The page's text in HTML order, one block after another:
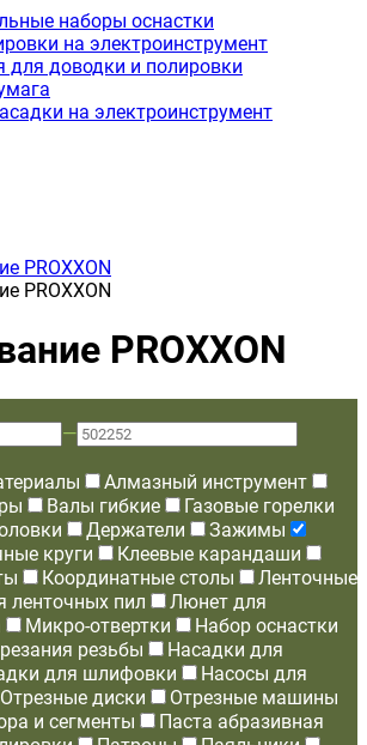
наборы оснастки
на электроинструмент
для доводки и полировки
на электроинструмент
PROXXON
PROXXON
PROXXON
—
Алмазный инструмент
Валы гибкие
Газовые горелки
Держатели
Зажимы
круги
Клеевые карандаши
Координатные столы
Ленточные
ленточных пил
Люнет для
Микро-отвертки
Набор оснастки
резьбы
Насадки для
для шлифовки
Насосы для
Отрезные диски
Отрезные машины
и сегменты
Паста абразивная